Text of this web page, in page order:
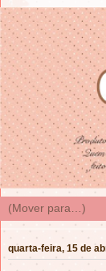
quarta-feira, 15 de